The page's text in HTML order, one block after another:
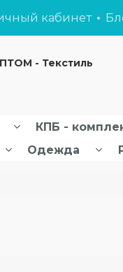
кабинет
- Текстиль
КПБ -
Одежда